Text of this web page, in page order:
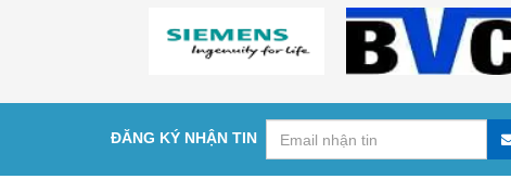
ĐĂNG KÝ NHẬN TIN